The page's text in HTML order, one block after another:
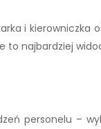
i
najbardziej
personelu –